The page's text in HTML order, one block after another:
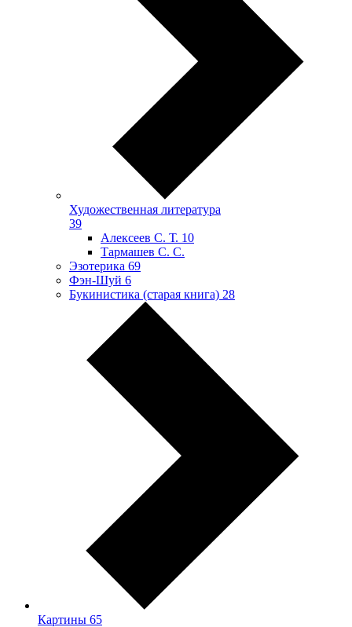
Художественная литература
39
Алексеев С. Т. 10
Тармашев С. С.
Эзотерика 69
Фэн-Шуй 6
Букинистика (старая книга) 28
Картины 65